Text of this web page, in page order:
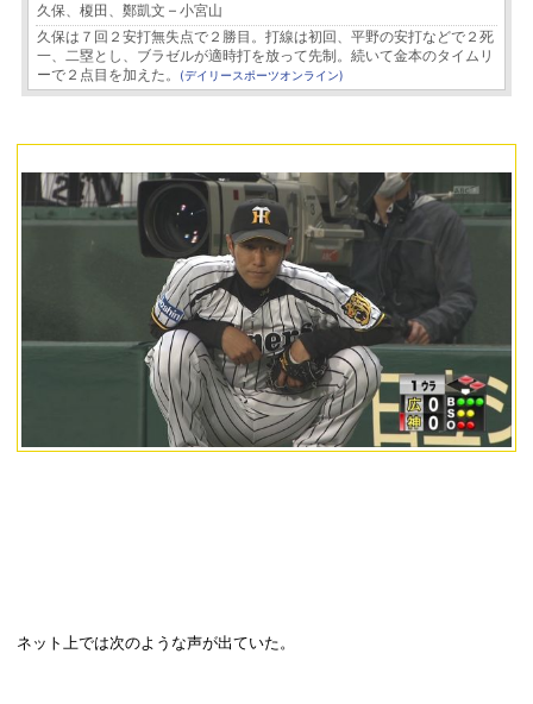
久保、榎田、鄭凱文 – 小宮山
久保は７回２安打無失点で２勝目。打線は初回、平野の安打などで２死
一、二塁とし、ブラゼルが適時打を放って先制。続いて金本のタイムリ
ーで２点目を加えた。
(デイリースポーツオンライン)
ネット上では次のような声が出ていた。